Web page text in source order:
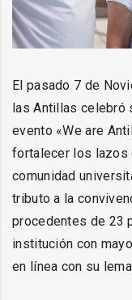
El pasado 7 de
las Antillas celebró
evento «We are
fortalecer los lazos
comunidad
tributo a la
procedentes de 23
institución con
en línea con su